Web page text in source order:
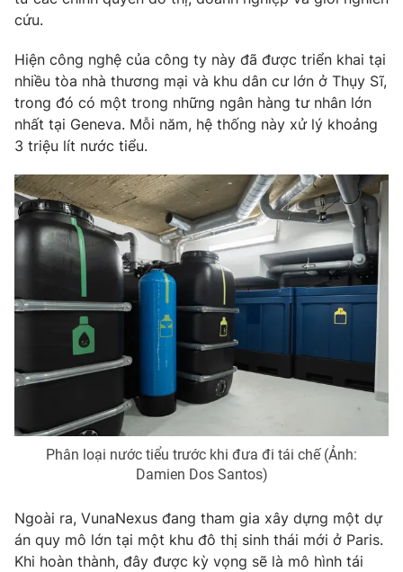
cứu.
Hiện công nghệ của công ty này đã được triển khai tại
nhiều tòa nhà thương mại và khu dân cư lớn ở Thụy Sĩ,
trong đó có một trong những ngân hàng tư nhân lớn
nhất tại Geneva. Mỗi năm, hệ thống này xử lý khoảng
3 triệu lít nước tiểu.
Phân loại nước tiểu trước khi đưa đi tái chế (Ảnh:
Damien Dos Santos)
Ngoài ra, VunaNexus đang tham gia xây dựng một dự
án quy mô lớn tại một khu đô thị sinh thái mới ở Paris.
Khi hoàn thành, đây được kỳ vọng sẽ là mô hình tái